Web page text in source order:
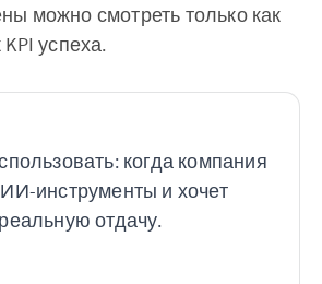
можно смотреть только как
успеха.
когда компания
инструменты и хочет
отдачу.